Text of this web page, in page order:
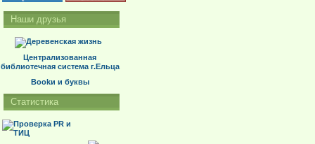
Наши друзья
Централизованная
библиотечная система г.Ельца
Bookи и буквы
Статистика